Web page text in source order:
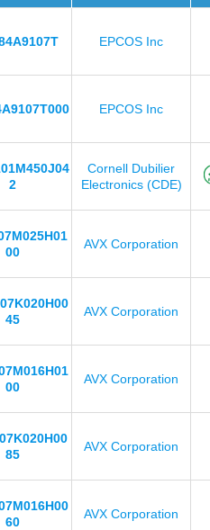
EPCOS Inc
EPCOS Inc
2
Cornell Dubilier
Electronics (CDE)
00
AVX Corporation
45
AVX Corporation
00
AVX Corporation
85
AVX Corporation
60
AVX Corporation